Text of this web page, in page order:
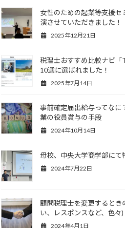
女性のための起業等支援セ
演させていただきました！
2025年12月21日
税理士おすすめ比較ナビ
10選に選ばれました！
2025年7月14日
事前確定届出給与ってな
業の役員賞与の手段
2024年10月14日
母校、中央大学商学部にて
2024年7月22日
顧問税理士を変更すると
い、レスポンスなど、色々)
2024年4月1日